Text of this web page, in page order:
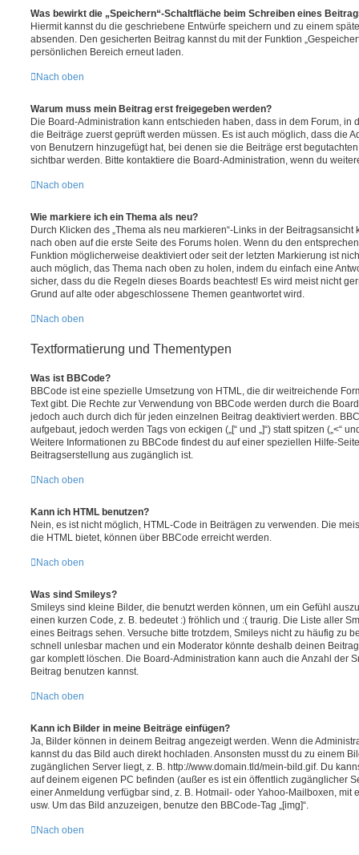
Was bewirkt die „Speichern“-Schaltfläche beim Schreiben eines
Hiermit kannst du die geschriebene Entwürfe speichern und zu einem
absenden. Den gesicherten Beitrag kannst du mit der Funktion
persönlichen Bereich erneut laden.
Nach oben
Warum muss mein Beitrag erst freigegeben werden?
Die Board-Administration kann entschieden haben, dass in dem Forum, in
die Beiträge zuerst geprüft werden müssen. Es ist auch möglich, dass die
von Benutzern hinzugefügt hat, bei denen sie die Beiträge erst
sichtbar werden. Bitte kontaktiere die Board-Administration, wenn du
Nach oben
Wie markiere ich ein Thema als neu?
Durch Klicken des „Thema als neu markieren“-Links in der
nach oben auf die erste Seite des Forums holen. Wenn du den
Funktion möglicherweise deaktiviert oder seit der letzten Markierung ist
auch möglich, das Thema nach oben zu holen, indem du einfach eine
sicher, dass du die Regeln dieses Boards beachtest! Es wird meist nicht
Grund auf alte oder abgeschlossene Themen geantwortet wird.
Nach oben
Textformatierung und Thementypen
Was ist BBCode?
BBCode ist eine spezielle Umsetzung von HTML, die dir weitreichende
Text gibt. Die Rechte zur Verwendung von BBCode werden durch die
jedoch auch durch dich für jeden einzelnen Beitrag deaktiviert werden.
aufgebaut, jedoch werden Tags von eckigen („[“ und „]“) statt spitzen („<“
Weitere Informationen zu BBCode findest du auf einer speziellen Hilfe-
Beitragserstellung aus zugänglich ist.
Nach oben
Kann ich HTML benutzen?
Nein, es ist nicht möglich, HTML-Code in Beiträgen zu verwenden. Die
die HTML bietet, können über BBCode erreicht werden.
Nach oben
Was sind Smileys?
Smileys sind kleine Bilder, die benutzt werden können, um ein Gefühl
einen kurzen Code, z. B. bedeutet :) fröhlich und :( traurig. Die Liste aller
eines Beitrags sehen. Versuche bitte trotzdem, Smileys nicht zu häufig zu
schnell unlesbar machen und ein Moderator könnte deshalb deinen
gar komplett löschen. Die Board-Administration kann auch die Anzahl der
Beitrag benutzen kannst.
Nach oben
Kann ich Bilder in meine Beiträge einfügen?
Ja, Bilder können in deinem Beitrag angezeigt werden. Wenn die
kannst du das Bild auch direkt hochladen. Ansonsten musst du zu einem
zugänglichen Server liegt, z. B. http://www.domain.tld/mein-bild.gif. Du
auf deinem eigenen PC befinden (außer es ist ein öffentlich zugänglicher
einer Anmeldung verfügbar sind, z. B. Hotmail- oder Yahoo-Mailboxen, mit
usw. Um das Bild anzuzeigen, benutze den BBCode-Tag „[img]“.
Nach oben